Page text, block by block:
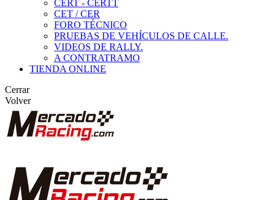
CERT - CERTT
CET / CER
FORO TÉCNICO
PRUEBAS DE VEHÍCULOS DE CALLE.
VIDEOS DE RALLY.
A CONTRATRAMO
TIENDA ONLINE
Cerrar
Volver